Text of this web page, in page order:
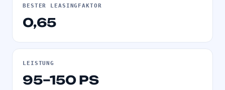
BESTER LEASINGFAKTOR
0,65
LEISTUNG
95–150 PS